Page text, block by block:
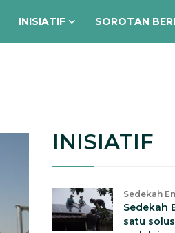
INISIATIF SOROTAN
INISIATIF
Sedekah
Sedekah
satu